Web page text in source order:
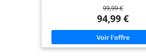
cartouche jetable pour, Idéal pour
efficacement la saleté de votre
aspirateur industriel
atelier Idéal pour les animaux de
Particulièrement adapté aux
allergiques et aux ménages avec
profondeur des fibres et propreté
99,99 €
94,99 €